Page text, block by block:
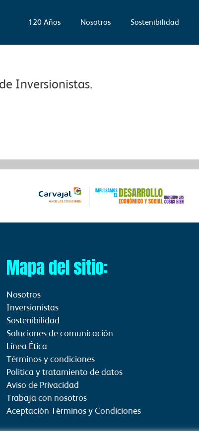
120 Años Nosotros Sostenibilidad
Inversionistas.
Mapa del sitio:
Nosotros
Inversionistas
Sostenibilidad
Soluciones de comunicación
Línea Ética
Términos y condiciones
Politica y tratamiento de datos
Aviso de Privacidad
Trabaja con nosotros
Aceptación Términos y Condiciones